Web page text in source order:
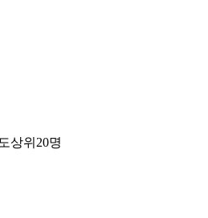
상위20명